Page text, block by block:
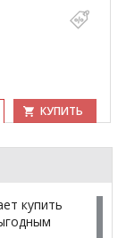
КУПИТЬ
купить